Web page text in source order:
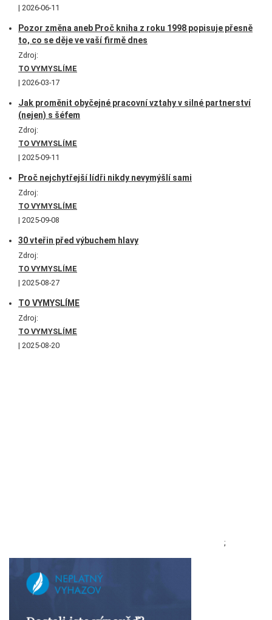
2026-06-11
Pozor změna aneb Proč kniha z roku 1998 popisuje přesně
to, co se děje ve vaší firmě dnes
Zdroj:
TO VYMYSLÍME
2026-03-17
Jak proměnit obyčejné pracovní vztahy v silné partnerství
(nejen) s šéfem
Zdroj:
TO VYMYSLÍME
2025-09-11
Proč nejchytřejší lídři nikdy nevymýšlí sami
Zdroj:
TO VYMYSLÍME
2025-09-08
30 vteřin před výbuchem hlavy
Zdroj:
TO VYMYSLÍME
2025-08-27
TO VYMYSLÍME
Zdroj:
TO VYMYSLÍME
2025-08-20
;